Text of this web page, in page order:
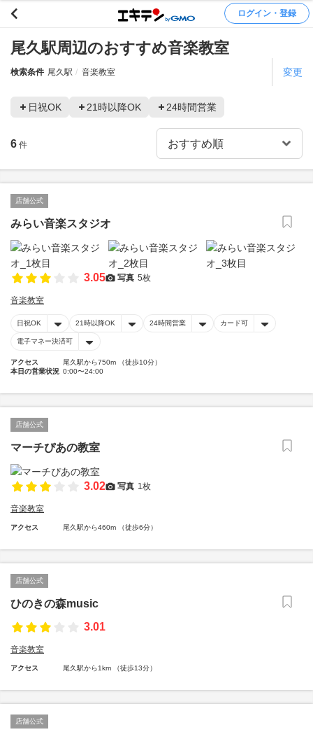
ログイン・登録
尾久駅周辺のおすすめ音楽教室
検索条件 尾久駅 音楽教室 変更
日祝OK 21時以降OK 24時間営業
6 件
店舗公式
みらい音楽スタジオ
3.05 写真 5枚
音楽教室
日祝OK 21時以降OK 24時間営業 カード可
電子マネー決済可
アクセス
尾久駅から750m （徒歩10分）
本日の営業状況 0:00〜24:00
店舗公式
マーチぴあの教室
3.02 写真 1枚
音楽教室
アクセス 尾久駅から460m （徒歩6分）
店舗公式
ひのきの森music
3.01
音楽教室
アクセス 尾久駅から1km （徒歩13分）
店舗公式